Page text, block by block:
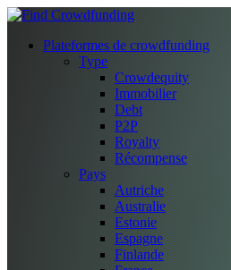
Plateformes de crowdfunding
Type
Crowdequity
Immobilier
Debt
P2P
Royalty
Récompense
Pays
Autriche
Australie
Estonie
Espagne
Finlande